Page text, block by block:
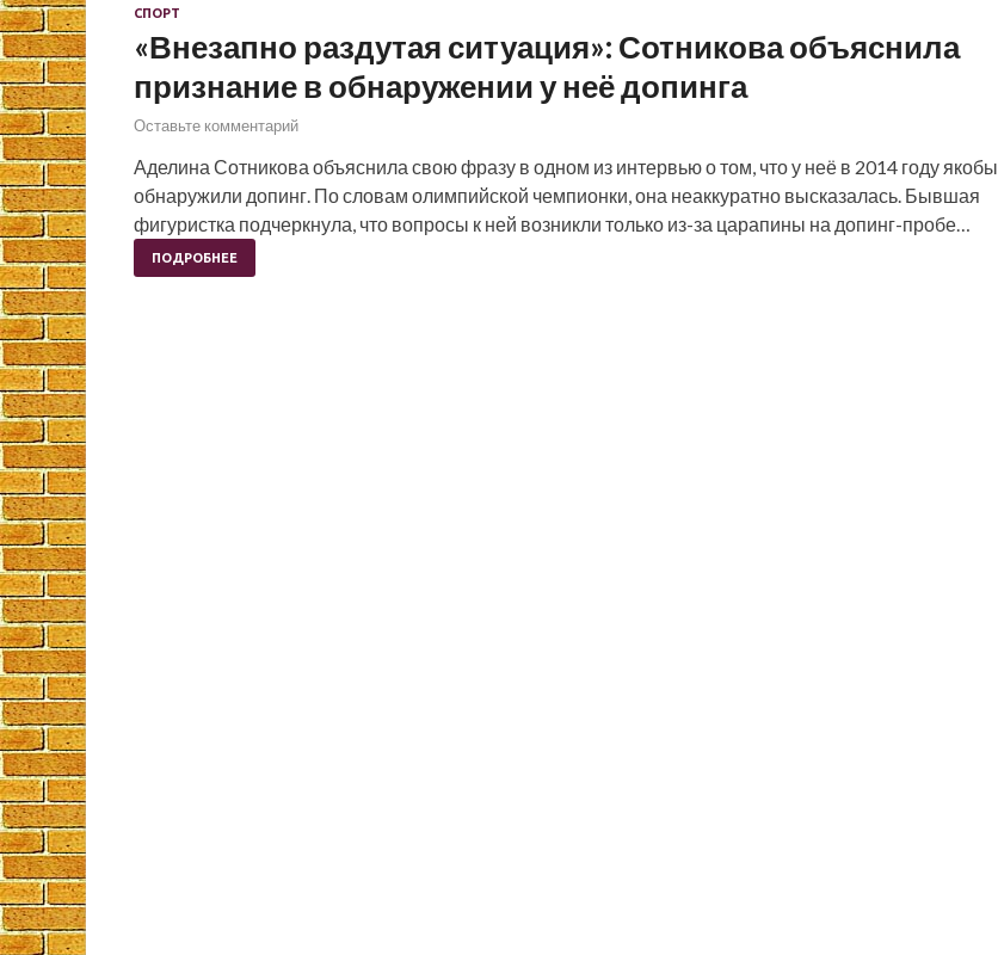
СПОРТ
«Внезапно раздутая ситуация»: Сотникова объяснила
признание в обнаружении у неё допинга
Оставьте комментарий
Аделина Сотникова объяснила свою фразу в одном из интервью о том, что у неё в 2014 году якобы
обнаружили допинг. По словам олимпийской чемпионки, она неаккуратно высказалась. Бывшая
фигуристка подчеркнула, что вопросы к ней возникли только из-за царапины на допинг-пробе…
ПОДРОБНЕЕ